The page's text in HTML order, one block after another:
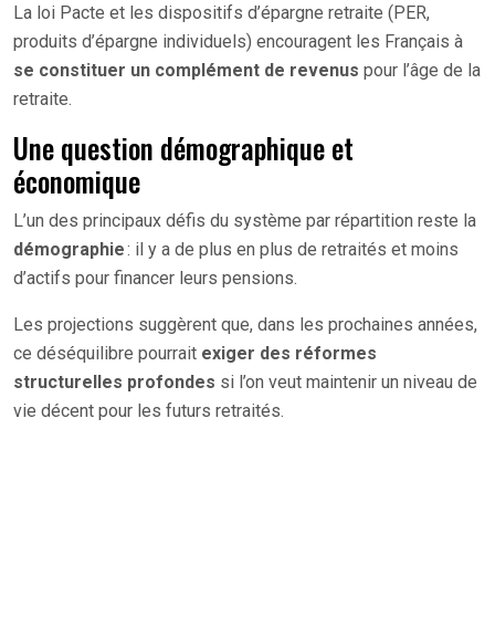
La loi Pacte et les dispositifs d’épargne retraite (PER,
produits d’épargne individuels) encouragent les Français à
se constituer un complément de revenus pour l’âge de la
retraite.
Une question démographique et
économique
L’un des principaux défis du système par répartition reste la
démographie: il y a de plus en plus de retraités et moins
d’actifs pour financer leurs pensions.
Les projections suggèrent que, dans les prochaines années,
ce déséquilibre pourrait exiger des réformes
structurelles profondes si l’on veut maintenir un niveau de
vie décent pour les futurs retraités.